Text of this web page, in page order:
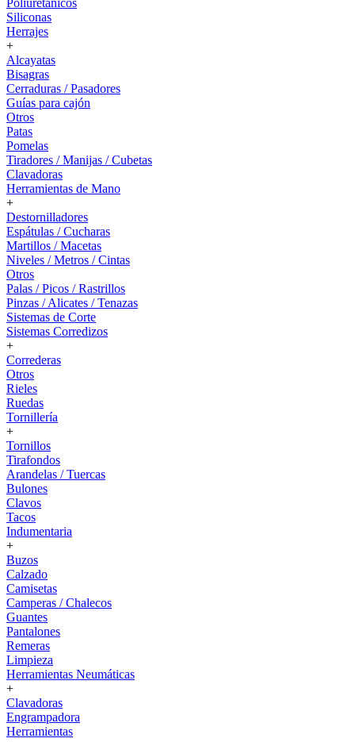
Poliuretanicos
Siliconas
Herrajes
+
Alcayatas
Bisagras
Cerraduras / Pasadores
Guías para cajón
Otros
Patas
Pomelas
Tiradores / Manijas / Cubetas
Clavadoras
Herramientas de Mano
+
Destornilladores
Espátulas / Cucharas
Martillos / Macetas
Niveles / Metros / Cintas
Otros
Palas / Picos / Rastrillos
Pinzas / Alicates / Tenazas
Sistemas de Corte
Sistemas Corredizos
+
Correderas
Otros
Rieles
Ruedas
Tornillería
+
Tornillos
Tirafondos
Arandelas / Tuercas
Bulones
Clavos
Tacos
Indumentaria
+
Buzos
Calzado
Camisetas
Camperas / Chalecos
Guantes
Pantalones
Remeras
Limpieza
Herramientas Neumáticas
+
Clavadoras
Engrampadora
Herramientas